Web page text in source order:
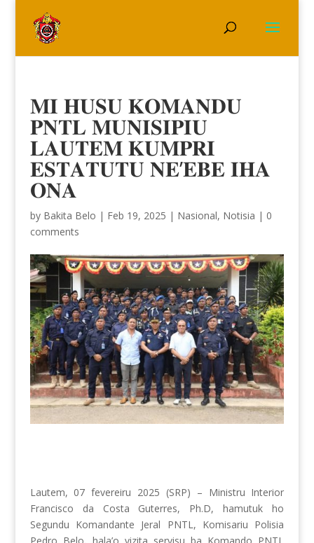
𝐌𝐈 𝐇𝐔𝐒𝐔 𝐊𝐎𝐌𝐀𝐍𝐃𝐔
𝐏𝐍𝐓𝐋 𝐌𝐔𝐍𝐈𝐒𝐈𝐏𝐈𝐔
𝐋𝐀𝐔𝐓𝐄𝐌 𝐊𝐔𝐌𝐏𝐑𝐈
𝐄𝐒𝐓𝐀𝐓𝐔𝐓𝐔 𝐍𝐄’𝐄𝐁𝐄 𝐈𝐇𝐀
𝐎𝐍𝐀
by Bakita Belo | Feb 19, 2025 | Nasional, Notisia | 0
comments
Lautem, 07 fevereiru 2025 (SRP) – Ministru Interior
Francisco da Costa Guterres, Ph.D, hamutuk ho
Segundu Komandante Jeral PNTL, Komisariu Polisia